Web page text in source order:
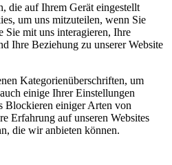
die auf Ihrem Gerät eingestellt
um uns mitzuteilen, wenn Sie
Sie mit uns interagieren, Ihre
Ihre Beziehung zu unserer Website
Kategorienüberschriften, um
einige Ihrer Einstellungen
Blockieren einiger Arten von
Erfahrung auf unseren Websites
die wir anbieten können.